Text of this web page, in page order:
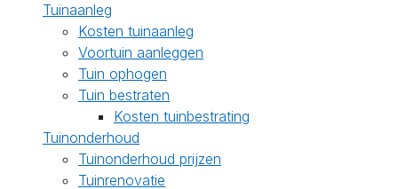
Tuinaanleg
Kosten tuinaanleg
Voortuin aanleggen
Tuin ophogen
Tuin bestraten
Kosten tuinbestrating
Tuinonderhoud
Tuinonderhoud prijzen
Tuinrenovatie